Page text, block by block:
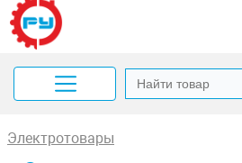
Электротовары